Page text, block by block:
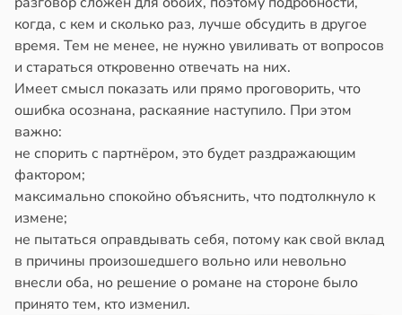
когда, с кем и сколько раз, лучше обсудить в другое
время. Тем не менее, не нужно увиливать от вопросов
и стараться откровенно отвечать на них.
Имеет смысл показать или прямо проговорить, что
ошибка осознана, раскаяние наступило. При этом
важно:
не спорить с партнёром, это будет раздражающим
фактором;
максимально спокойно объяснить, что подтолкнуло к
измене;
не пытаться оправдывать себя, потому как свой вклад
в причины произошедшего вольно или невольно
внесли оба, но решение о романе на стороне было
принято тем, кто изменил.